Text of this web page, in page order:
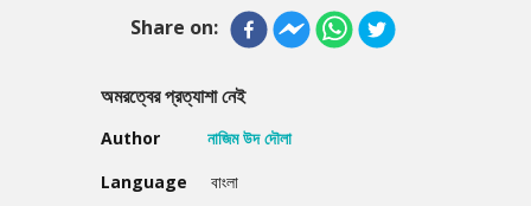
Share on:
অমরত্বের প্রত্যাশা নেই
Author
নাজিম উদ দৌলা
Language
বাংলা